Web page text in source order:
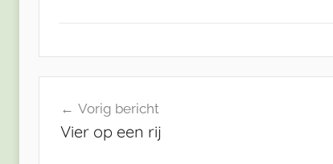
navigatie
Vorig bericht
Vier op een rij